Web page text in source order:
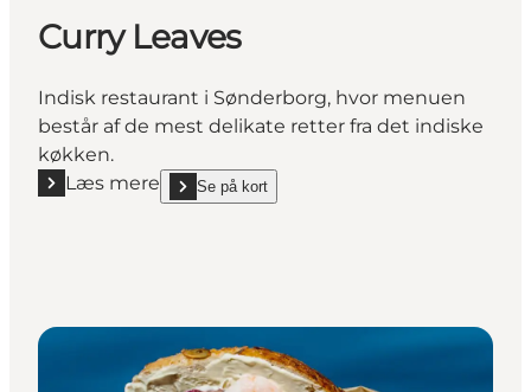
Curry Leaves
Indisk restaurant i Sønderborg, hvor menuen
består af de mest delikate retter fra det indiske
køkken.
Læs mere
Læs mere "Curry Leaves"
Se på kort
show Curry Leaves on_map